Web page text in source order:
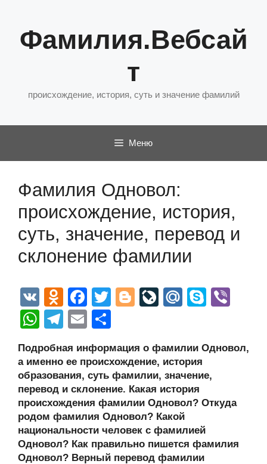
содержимому
Фамилия.Вебсай
т
происхождение, история, суть и значение фамилий
Меню
Фамилия Одновол:
происхождение, история,
суть, значение, перевод и
склонение фамилии
V
K
O
d
n
o
kl
a
ss
ni
ki
F
a
c
e
b
o
o
k
T
er
Bl
g
er
Li
J
o
ur
n
al
M
u
S
e
W
at
s
A
p
p
T
e
gr
a
m
E
ail р
а
в
и
ть
Подробная информация о фамилии Одновол,
а именно ее происхождение, история
образования, суть фамилии, значение,
перевод и склонение. Какая история
происхождения фамилии Одновол? Откуда
родом фамилия Одновол? Какой
национальности человек с фамилией
Одновол? Как правильно пишется фамилия
Одновол? Верный перевод фамилии